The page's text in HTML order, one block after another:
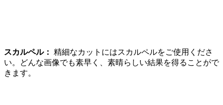
スカルペル： 精細なカットにはスカルペルをご使用くださ
い。どんな画像でも素早く、素晴らしい結果を得ることがで
きます。